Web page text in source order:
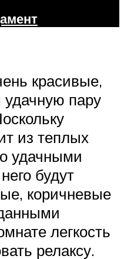
красивые,
удачную пару
из теплых
удачными
будут
коричневые
легкость
релаксу.